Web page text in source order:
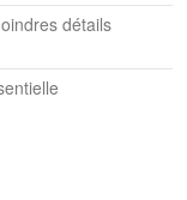
détails